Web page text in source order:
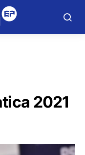
2021